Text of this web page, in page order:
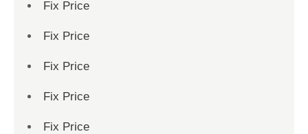
Fix Price
Fix Price
Fix Price
Fix Price
Fix Price